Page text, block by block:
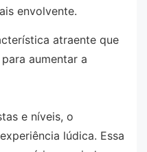
envolvente.
atraente que
aumentar a
e níveis, o
lúdica. Essa